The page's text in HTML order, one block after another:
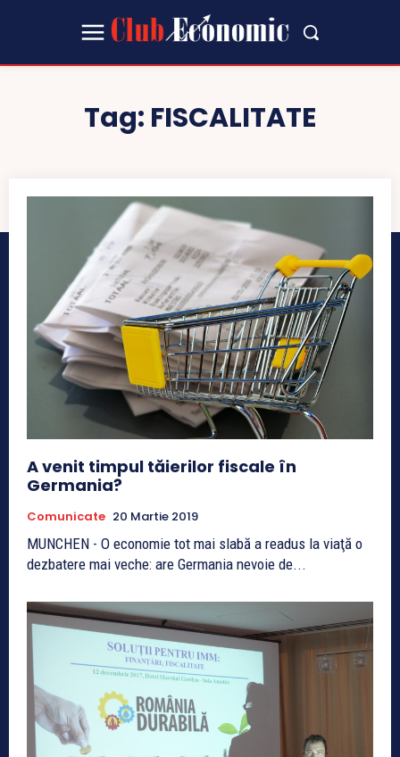
Tag: FISCALITATE
A venit timpul tăierilor fiscale în
Germania?
Comunicate 20 Martie 2019
MUNCHEN - O economie tot mai slabă a readus la viaţă o
dezbatere mai veche: are Germania nevoie de...